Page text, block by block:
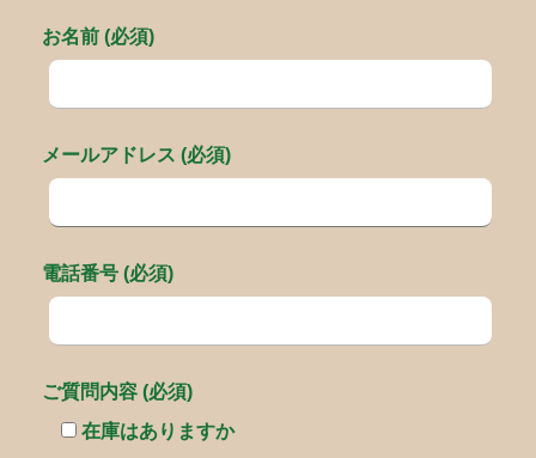
お名前 (必須)
メールアドレス (必須)
電話番号 (必須)
ご質問内容 (必須)
在庫はありますか